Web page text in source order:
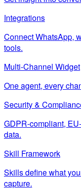
Integrations
Connect WhatsApp,
tools.
Multi-Channel Widget
One agent, every
Security &
GDPR-compliant,
data.
Skill Framework
Skills define what
capture.